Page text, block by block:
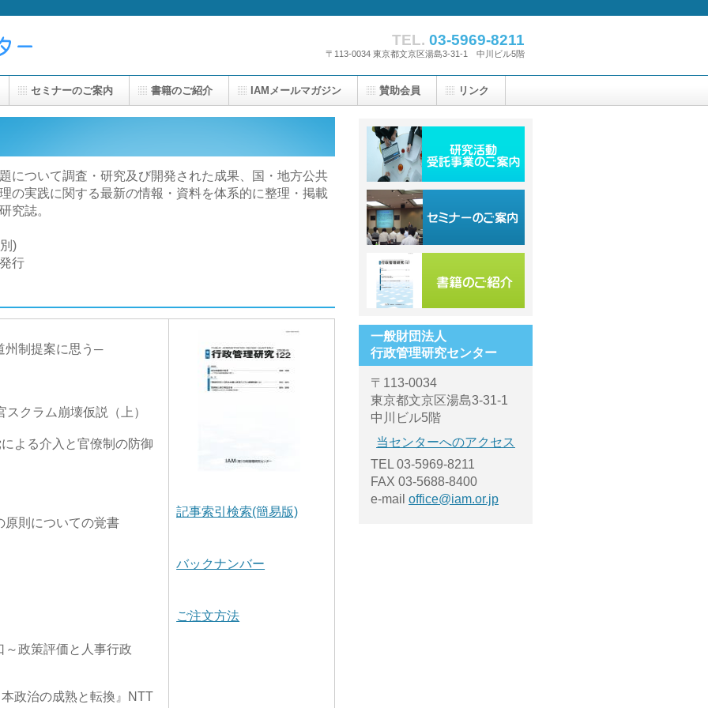
TEL. 03-5969-8211
〒113-0034 東京都文京区湯島3-31-1 中川ビル5階
について調査・研究及び開発された成果、国・地方公共
の実践に関する最新の情報・資料を体系的に整理・掲載
究誌。
)
行
州制提案に思う─
クラム崩壊仮説（上）
よる介入と官僚制の防御
原則についての覚書
～政策評価と人事行政
政治の成熟と転換』NTT
記事索引検索(簡易版)
バックナンバー
ご注文方法
セミナーのご案内 書籍のご紹介 IAMメールマガジン 賛助会員 リンク
一般財団法人
行政管理研究センター
〒113-0034
東京都文京区湯島3-31-1
中川ビル5階
当センターへのアクセス
TEL 03-5969-8211
FAX 03-5688-8400
e-mail office@iam.or.jp